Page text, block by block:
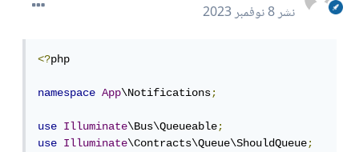
نشر8 نوفمبر 2023
<?php
namespace App\Notifications;
use Illuminate\Bus\Queueable;
use
Illuminate\Contracts\Queue\ShouldQueue;